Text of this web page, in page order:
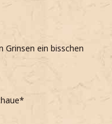
ein bisschen